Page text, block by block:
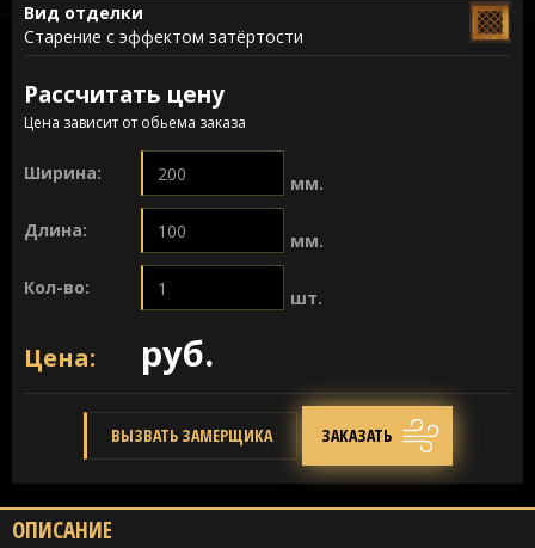
Вид отделки
Старение с эффектом затёртости
Рассчитать цену
Цена зависит от обьема заказа
Ширина: мм.
Длина: мм.
Кол-во: шт.
Цена: руб.
ВЫЗВАТЬ ЗАМЕРЩИКА ЗАКАЗАТЬ
ОПИСАНИЕ